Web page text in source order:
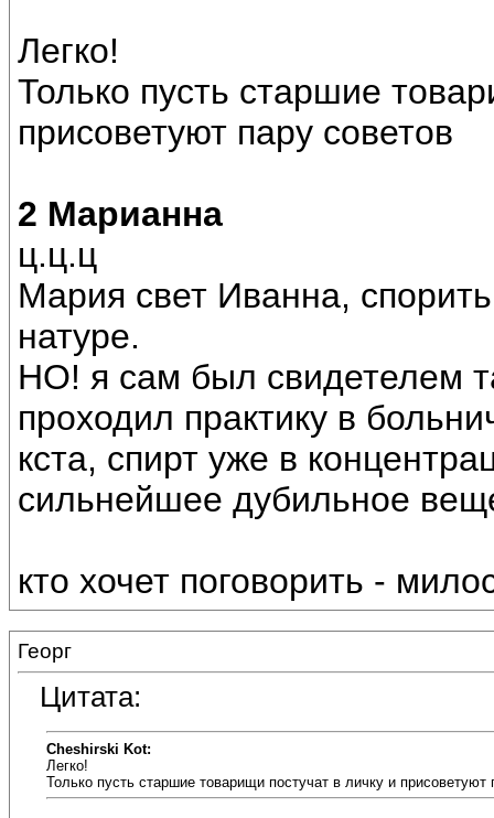
Легко!
Только пусть старшие
присоветуют пару советов
2 Марианна
ц.ц.ц
Мария свет Иванна,
натуре.
НО! я сам был свидетелем
проходил практику в
кста, спирт уже в
сильнейшее дубильное
кто хочет поговорить -
Георг
Цитата:
Cheshirski Kot:
Легко!
Только пусть старшие товарищи постучат в личку и присоветуют